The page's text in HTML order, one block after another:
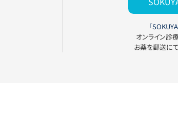
「
オンライン診
お薬を郵送に